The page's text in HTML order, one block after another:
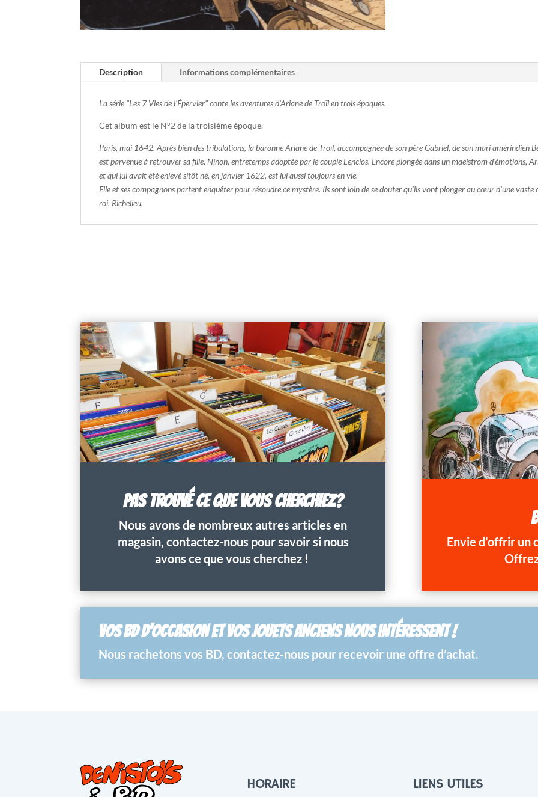
Description Informations complémentaires
La série "Les 7 Vies de l’Épervier" conte les aventures d'Ariane de Troïl en trois époques.
Cet album est le N°2 de la troisième époque.
Paris, mai 1642. Après bien des tribulations, la baronne Ariane de Troïl, accompagnée de son père Gabriel, de son mari amérindien
est parvenue à retrouver sa fille, Ninon, entretemps adoptée par le couple Lenclos. Encore plongée dans un maelstrom d'émotions,
et qui lui avait été enlevé sitôt né, en janvier 1622, est lui aussi toujours en vie.
Elle et ses compagnons partent enquêter pour résoudre ce mystère. Ils sont loin de se douter qu'ils vont plonger au cœur d'une
roi, Richelieu.
PAS TROUVÉ CE QUE VOUS CHERCHIEZ?
Nous avons de nombreux autres articles en
magasin, contactez-nous pour savoir si nous
avons ce que vous cherchez !
Envie d’offrir un
VOS BD D’OCCASION ET VOS JOUETS ANCIENS NOUS INTÉRESSENT !
Nous rachetons vos BD, contactez-nous pour recevoir une offre d’achat.
HORAIRE LIENS UTILES